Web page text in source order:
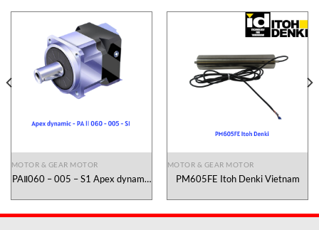
MOTOR & GEAR MOTOR
PAⅡ060 – 005 – S1 Apex dynamic
MOTOR & GEAR MOTOR
PM605FE Itoh Denki Vietnam